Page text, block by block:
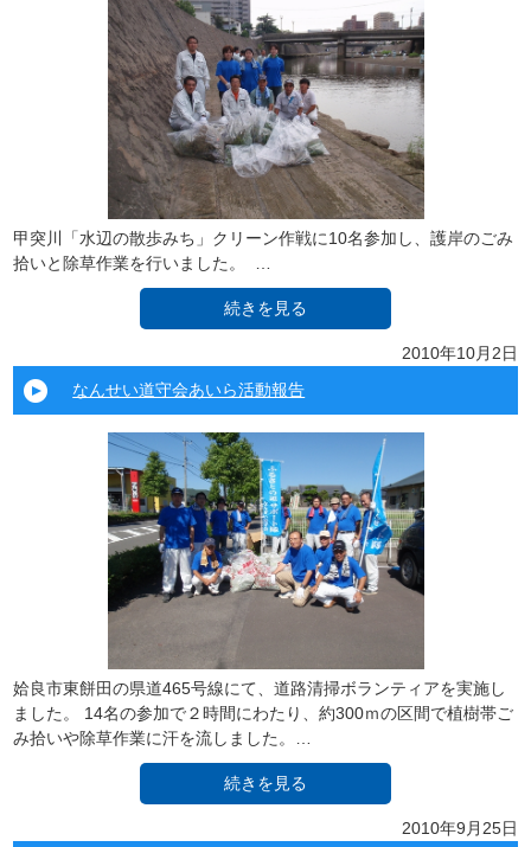
甲突川「水辺の散歩みち」クリーン作戦に10名参加し、護岸のごみ
拾いと除草作業を行いました。 …
続きを見る
2010年10月2日
なんせい道守会あいら活動報告
姶良市東餅田の県道465号線にて、道路清掃ボランティアを実施し
ました。 14名の参加で２時間にわたり、約300ｍの区間で植樹帯ご
み拾いや除草作業に汗を流しました。…
続きを見る
2010年9月25日